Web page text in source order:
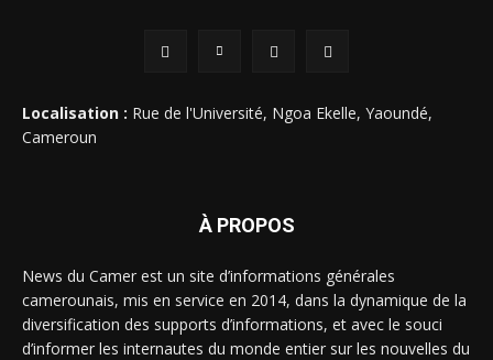
Localisation : Rue de l'Université, Ngoa Ekelle, Yaoundé,
Cameroun
À PROPOS
News du Camer est un site d’informations générales
camerounais, mis en service en 2014, dans la dynamique de la
diversification des supports d’informations, et avec le souci
d’informer les internautes du monde entier sur les nouvelles du